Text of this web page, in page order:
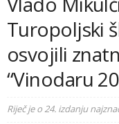
Turopoljski
osvojili
“Vinodaru
Riječ je o 24. izdanju